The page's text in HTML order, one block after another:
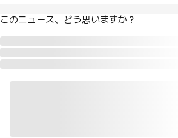
このニュース、どう思いますか？